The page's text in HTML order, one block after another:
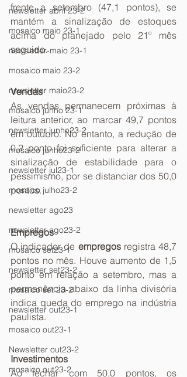
newsletter abril 23-2
mosaico maio 23-1
newsletter-maio 23-1
mosaico maio 23-2
newsletter maio23-2
mosaico junho 23-1
newsletter junho23-2
mosaico junho23-2
newsletter jul23-1
mosaico julho23-2
newsletter ago23
newsletter ago23-2
mosaico set23-1
newsletter set23-2
mosaico set 23-2
newsletter out23-1
mosaico out23-1
Newsletter out23-2
mosaico out23-2
frente a setembro (47,1 pontos), se
mantém a sinalização de estoques
acima do planejado pelo 21º mês
seguido.
Vendas
As vendas permanecem próximas à
leitura anterior, ao marcar 49,7 pontos
em outubro. No entanto, a redução de
0,2 ponto foi suficiente para alterar a
sinalização de estabilidade para o
pessimismo, por se distanciar dos 50,0
pontos.
Empregos
O indicador de empregos registra 48,7
pontos no mês. Houve aumento de 1,5
ponto em relação a setembro, mas a
permanência abaixo da linha divisória
indica queda do emprego na indústria
paulista.
Investimentos